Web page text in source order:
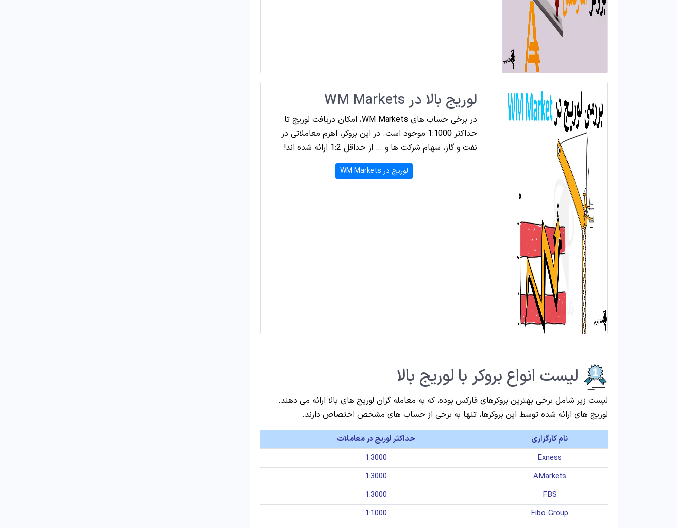
لوریج بالا در WM Markets
در برخی حساب های WM Markets، امکان دریافت لوریج تا
حداکثر 1:1000 موجود است. در این بروکر، اهرم معاملاتی در
نفت و گاز، سهام شرکت ها و … از حداقل 1:2 ارائه شده اند!
لوریج در WM Markets
لیست انواع بروکر با لوریج بالا
لیست زیر شامل برخی بهترین بروکرهای فارکس بوده، که به معامله گران لوریج های بالا ارائه می دهند.
لوریج های ارائه شده توسط این بروکرها، تنها به برخی از حساب های مشخص اختصاص دارند.
نام کارگزاری
حداکثر لوریج در معاملات
Exness
1:3000
AMarkets
1:3000
FBS
1:3000
Fibo Group
1:1000